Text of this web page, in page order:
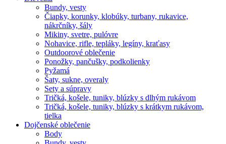
Bundy, vesty
Čiapky, korunky, klobúky, turbany, rukavice,
nákrčníky, šály
Mikiny, svetre, pulóvre
Nohavice, rifle, tepláky, legíny, kraťasy
Outdoorové oblečenie
Ponožky, pančušky, podkolienky
Pyžamá
Šaty, sukne, overaly
Sety a súpravy
Tričká, košele, tuniky, blúzky s dlhým rukávom
Tričká, košele, tuniky, blúzky s krátkym rukávom,
tielka
Dojčenské oblečenie
Body